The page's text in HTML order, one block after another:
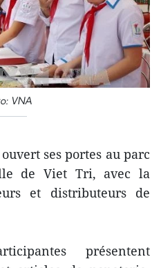
VNA
ses portes au parc
de Viet Tri, avec la
et distributeurs de
présentent